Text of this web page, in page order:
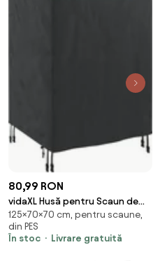
80,99 RON
vidaXL Husă pentru Scaun de
Grădină 70 x 70 x 85 / 125 cm
125×70×70 cm, pentru scaune,
din PES
În stoc
Livrare gratuită